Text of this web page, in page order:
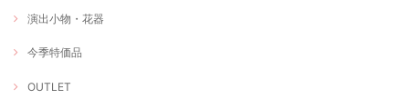
演出小物・花器
今季特価品
OUTLET